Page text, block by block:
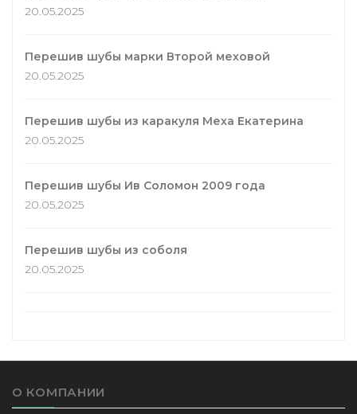
20.05.2025
Перешив шубы марки Второй меховой
20.05.2025
Перешив шубы из каракуля Меха Екатерина
20.05.2025
Перешив шубы Ив Соломон 2009 года
20.05.2025
Перешив шубы из соболя
20.05.2025
О КОМПАНИИ